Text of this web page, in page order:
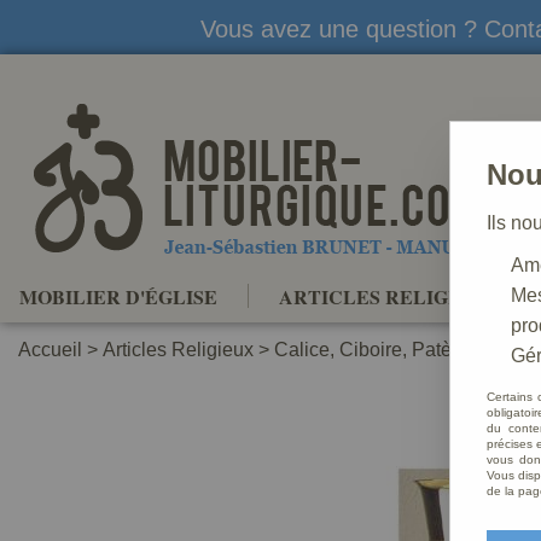
Vous avez une question ?
MOBILIER D'ÉGLISE ARTICLES RELIGIEUX
Accueil > Articles Religieux > Calice, Ciboire, Patène
Ils
Certains
du
précises
vous
Vous
de la